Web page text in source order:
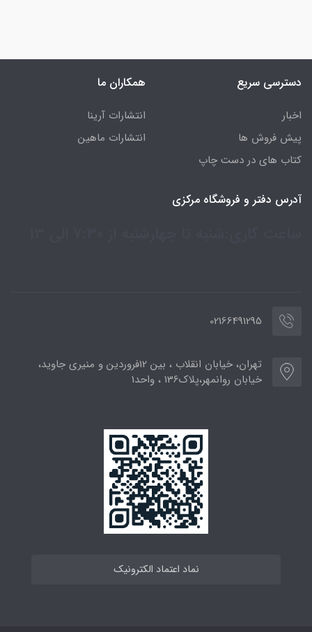
دسترسی سریع
اخبار
پیش فروش ها
کتاب های در دست چاپ
همکاران ما
انتشارات آرینا
انتشارات ماهین
آدرس دفتر و فروشگاه مرکزی
02166491295
تهران، خیابان انقلاب ، بین 12فروردین و منیری جاوید،
خیابان روانمهر،پلاک136 ، واحد1
نماد اعتماد الکترونیک